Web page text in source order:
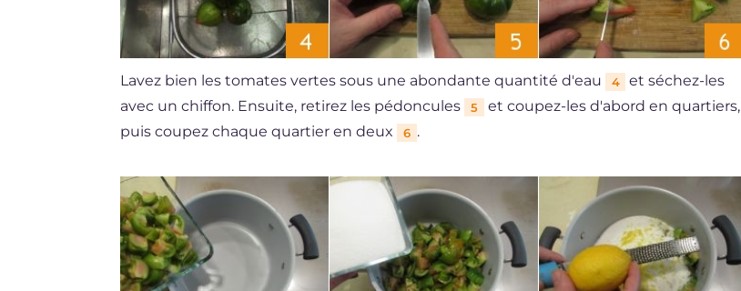
Lavez bien les tomates vertes sous une abondante quantité d'eau 4
et séchez-les
avec un chiffon. Ensuite, retirez les pédoncules
5
et coupez-les d'abord en quartiers,
puis coupez chaque quartier en deux
6 .